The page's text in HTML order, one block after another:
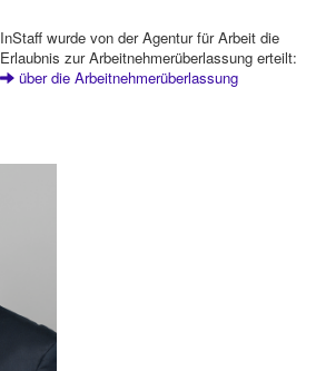
InStaff wurde von der Agentur für Arbeit die
Erlaubnis zur Arbeitnehmerüberlassung erteilt:
über die Arbeitnehmerüberlassung